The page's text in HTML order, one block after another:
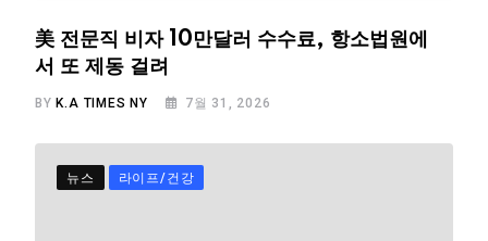
美 전문직 비자 10만달러 수수료, 항소법원에
서 또 제동 걸려
BY K.A TIMES NY 7월 31, 2026
뉴스 라이프/건강